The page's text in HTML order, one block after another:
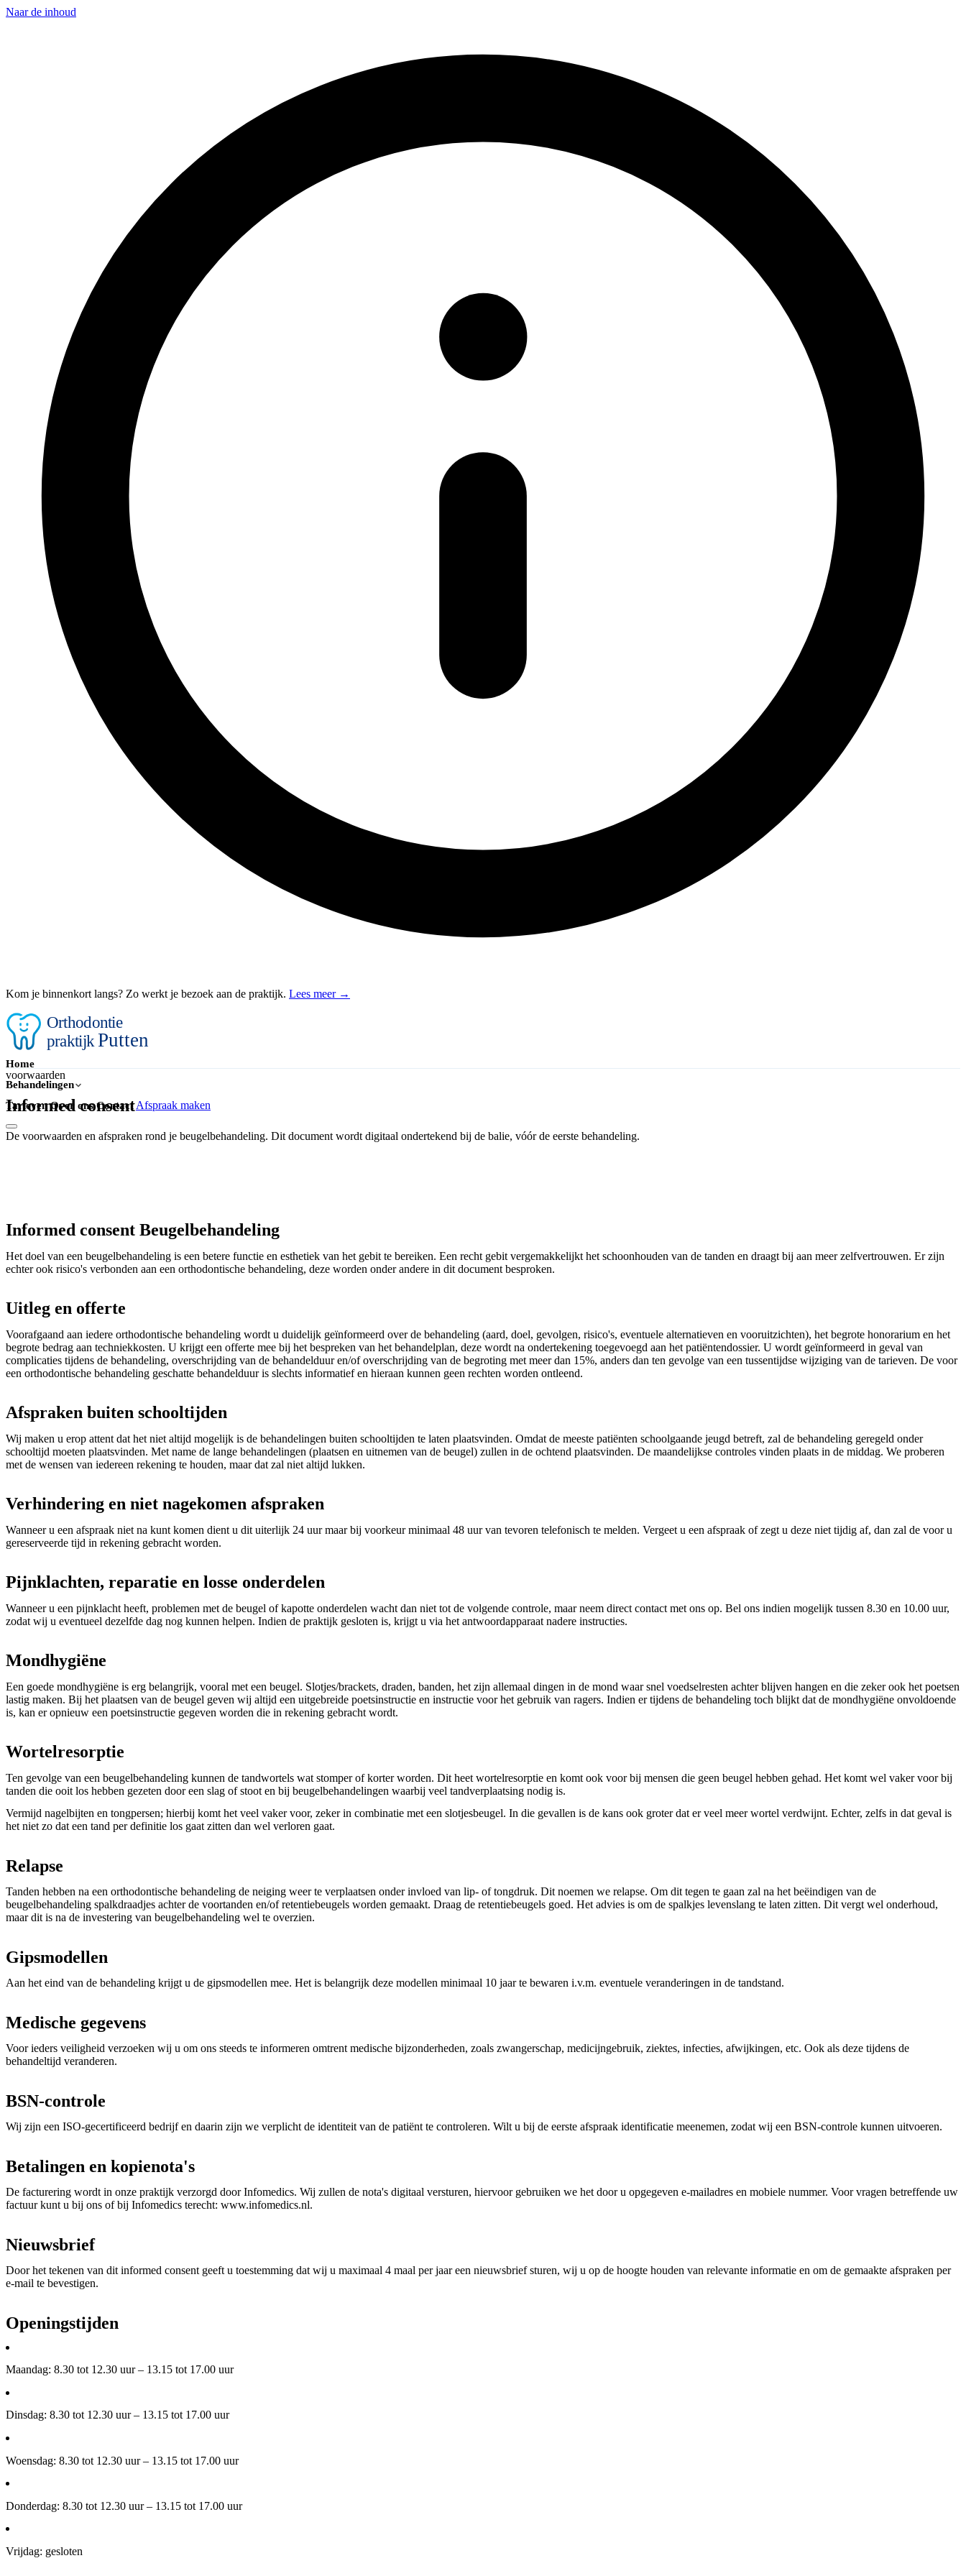
Naar de inhoud
Kom je binnenkort langs? Zo werkt je bezoek aan de praktijk. Lees meer →
Orthodontie
praktijkPutten
Home
Behandelingen
Tarieven Over ons Contact Afspraak maken
voorwaarden
Informed consent
De voorwaarden en afspraken rond je beugelbehandeling. Dit document wordt digitaal ondertekend bij de balie, vóór de eerste behandeling.
Informed consent Beugelbehandeling
Het doel van een beugelbehandeling is een betere functie en esthetiek van het gebit te bereiken. Een recht gebit vergemakkelijkt het schoonhouden van de tanden en draagt bij aan meer zelfvertrouwen. Er zijn
echter ook risico's verbonden aan een orthodontische behandeling, deze worden onder andere in dit document besproken.
Uitleg en offerte
Voorafgaand aan iedere orthodontische behandeling wordt u duidelijk geïnformeerd over de behandeling (aard, doel, gevolgen, risico's, eventuele alternatieven en vooruitzichten), het begrote honorarium en het
begrote bedrag aan techniekkosten. U krijgt een offerte mee bij het bespreken van het behandelplan, deze wordt na ondertekening toegevoegd aan het patiëntendossier. U wordt geïnformeerd in geval van
complicaties tijdens de behandeling, overschrijding van de behandelduur en/of overschrijding van de begroting met meer dan 15%, anders dan ten gevolge van een tussentijdse wijziging van de tarieven. De voor
een orthodontische behandeling geschatte behandelduur is slechts informatief en hieraan kunnen geen rechten worden ontleend.
Afspraken buiten schooltijden
Wij maken u erop attent dat het niet altijd mogelijk is de behandelingen buiten schooltijden te laten plaatsvinden. Omdat de meeste patiënten schoolgaande jeugd betreft, zal de behandeling geregeld onder
schooltijd moeten plaatsvinden. Met name de lange behandelingen (plaatsen en uitnemen van de beugel) zullen in de ochtend plaatsvinden. De maandelijkse controles vinden plaats in de middag. We proberen
met de wensen van iedereen rekening te houden, maar dat zal niet altijd lukken.
Verhindering en niet nagekomen afspraken
Wanneer u een afspraak niet na kunt komen dient u dit uiterlijk 24 uur maar bij voorkeur minimaal 48 uur van tevoren telefonisch te melden. Vergeet u een afspraak of zegt u deze niet tijdig af, dan zal de voor u
gereserveerde tijd in rekening gebracht worden.
Pijnklachten, reparatie en losse onderdelen
Wanneer u een pijnklacht heeft, problemen met de beugel of kapotte onderdelen wacht dan niet tot de volgende controle, maar neem direct contact met ons op. Bel ons indien mogelijk tussen 8.30 en 10.00 uur,
zodat wij u eventueel dezelfde dag nog kunnen helpen. Indien de praktijk gesloten is, krijgt u via het antwoordapparaat nadere instructies.
Mondhygiëne
Een goede mondhygiëne is erg belangrijk, vooral met een beugel. Slotjes/brackets, draden, banden, het zijn allemaal dingen in de mond waar snel voedselresten achter blijven hangen en die zeker ook het poetsen
lastig maken. Bij het plaatsen van de beugel geven wij altijd een uitgebreide poetsinstructie en instructie voor het gebruik van ragers. Indien er tijdens de behandeling toch blijkt dat de mondhygiëne onvoldoende
is, kan er opnieuw een poetsinstructie gegeven worden die in rekening gebracht wordt.
Wortelresorptie
Ten gevolge van een beugelbehandeling kunnen de tandwortels wat stomper of korter worden. Dit heet wortelresorptie en komt ook voor bij mensen die geen beugel hebben gehad. Het komt wel vaker voor bij
tanden die ooit los hebben gezeten door een slag of stoot en bij beugelbehandelingen waarbij veel tandverplaatsing nodig is.
Vermijd nagelbijten en tongpersen; hierbij komt het veel vaker voor, zeker in combinatie met een slotjesbeugel. In die gevallen is de kans ook groter dat er veel meer wortel verdwijnt. Echter, zelfs in dat geval is
het niet zo dat een tand per definitie los gaat zitten dan wel verloren gaat.
Relapse
Tanden hebben na een orthodontische behandeling de neiging weer te verplaatsen onder invloed van lip- of tongdruk. Dit noemen we relapse. Om dit tegen te gaan zal na het beëindigen van de
beugelbehandeling spalkdraadjes achter de voortanden en/of retentiebeugels worden gemaakt. Draag de retentiebeugels goed. Het advies is om de spalkjes levenslang te laten zitten. Dit vergt wel onderhoud,
maar dit is na de investering van beugelbehandeling wel te overzien.
Gipsmodellen
Aan het eind van de behandeling krijgt u de gipsmodellen mee. Het is belangrijk deze modellen minimaal 10 jaar te bewaren i.v.m. eventuele veranderingen in de tandstand.
Medische gegevens
Voor ieders veiligheid verzoeken wij u om ons steeds te informeren omtrent medische bijzonderheden, zoals zwangerschap, medicijngebruik, ziektes, infecties, afwijkingen, etc. Ook als deze tijdens de
behandeltijd veranderen.
BSN-controle
Wij zijn een ISO-gecertificeerd bedrijf en daarin zijn we verplicht de identiteit van de patiënt te controleren. Wilt u bij de eerste afspraak identificatie meenemen, zodat wij een BSN-controle kunnen uitvoeren.
Betalingen en kopienota's
De facturering wordt in onze praktijk verzorgd door Infomedics. Wij zullen de nota's digitaal versturen, hiervoor gebruiken we het door u opgegeven e-mailadres en mobiele nummer. Voor vragen betreffende uw
factuur kunt u bij ons of bij Infomedics terecht: www.infomedics.nl.
Nieuwsbrief
Door het tekenen van dit informed consent geeft u toestemming dat wij u maximaal 4 maal per jaar een nieuwsbrief sturen, wij u op de hoogte houden van relevante informatie en om de gemaakte afspraken per
e-mail te bevestigen.
Openingstijden
Maandag: 8.30 tot 12.30 uur – 13.15 tot 17.00 uur
Dinsdag: 8.30 tot 12.30 uur – 13.15 tot 17.00 uur
Woensdag: 8.30 tot 12.30 uur – 13.15 tot 17.00 uur
Donderdag: 8.30 tot 12.30 uur – 13.15 tot 17.00 uur
Vrijdag: gesloten